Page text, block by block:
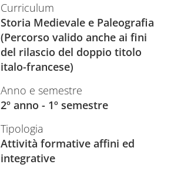
Curriculum
Storia Medievale e Paleografia
(Percorso valido anche ai fini
del rilascio del doppio titolo
italo-francese)
Anno e semestre
2º anno - 1º semestre
Tipologia
Attività formative affini ed
integrative